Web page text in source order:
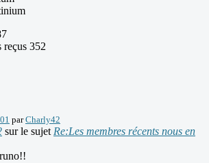
reçus 352
parCharly42
sur le sujet Re:Les membres récents nous en